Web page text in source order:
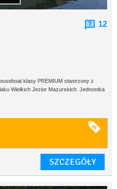
12
klasy PREMIUM stworzony z
Wielkich Jezior Mazurskich. Jednostka
SZCZEGÓŁY